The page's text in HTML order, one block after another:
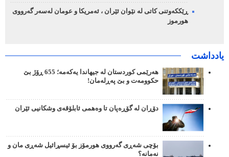
ڕێککەوتنی کاتی لە نێوان ئێران ، ئەمریکا و عومان لەسەر گەرووی
هورموز
یادداشت
هەرێمی کوردستان لە جیهاندا یەکەمە؛ 655 ڕۆژ بێ
حکوومەت و بێ پەڕلەمان!
دۆڕان لە گۆڕەپان تا وەهمی ئابلۆقەی وشکانیی ئێران
بۆچی شەڕی گەرووی هورمۆز بۆ ئیسڕائیل شەڕی مان و
نەمانە؟